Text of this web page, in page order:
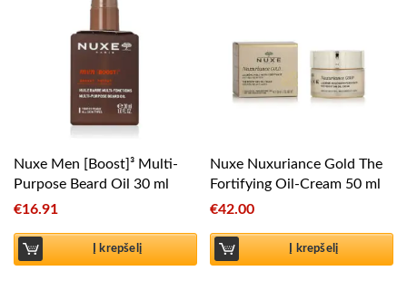
Nuxe Men [Boost]³ Multi-
Purpose Beard Oil 30 ml
€16.91
Į krepšelį
Nuxe Nuxuriance Gold The
Fortifying Oil-Cream 50 ml
€42.00
Į krepšelį